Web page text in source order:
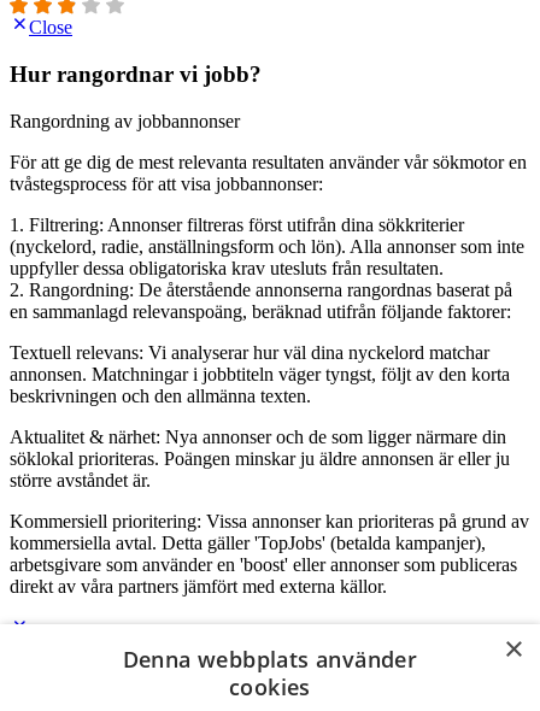
Close
Hur rangordnar vi jobb?
Rangordning av jobbannonser
För att ge dig de mest relevanta resultaten använder vår sökmotor en
tvåstegsprocess för att visa jobbannonser:
1. Filtrering: Annonser filtreras först utifrån dina sökkriterier
(nyckelord, radie, anställningsform och lön). Alla annonser som inte
uppfyller dessa obligatoriska krav utesluts från resultaten.
2. Rangordning: De återstående annonserna rangordnas baserat på
en sammanlagd relevanspoäng, beräknad utifrån följande faktorer:
Textuell relevans: Vi analyserar hur väl dina nyckelord matchar
annonsen. Matchningar i jobbtiteln väger tyngst, följt av den korta
beskrivningen och den allmänna texten.
Aktualitet & närhet: Nya annonser och de som ligger närmare din
söklokal prioriteras. Poängen minskar ju äldre annonsen är eller ju
större avståndet är.
Kommersiell prioritering: Vissa annonser kan prioriteras på grund av
kommersiella avtal. Detta gäller 'TopJobs' (betalda kampanjer),
arbetsgivare som använder en 'boost' eller annonser som publiceras
direkt av våra partners jämfört med externa källor.
Logga in som företag
×
Denna webbplats använder
cookies